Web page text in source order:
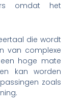
omdat het
die wordt
van complexe
hoge mate
kan worden
zoals